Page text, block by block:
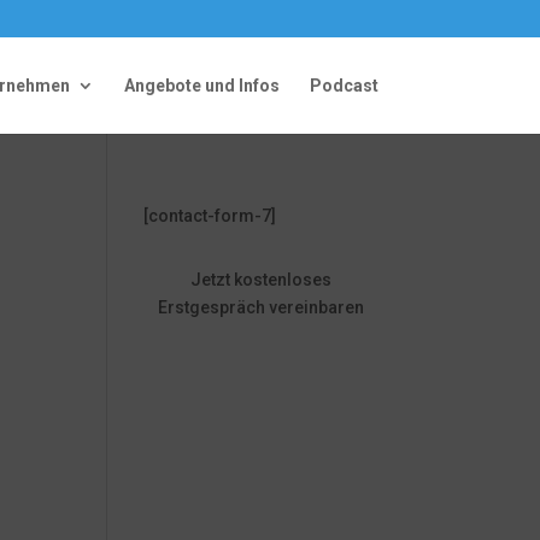
Angebote und Infos Podcast
[contact-form-7]
Jetzt kostenloses
Erstgespräch vereinbaren